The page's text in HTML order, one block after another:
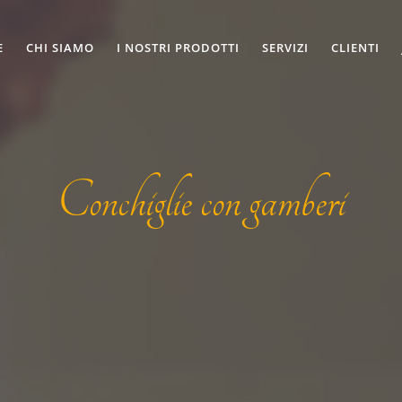
CHI SIAMO I NOSTRI PRODOTTI SERVIZI CLIENTI
Conchiglie con gamberi